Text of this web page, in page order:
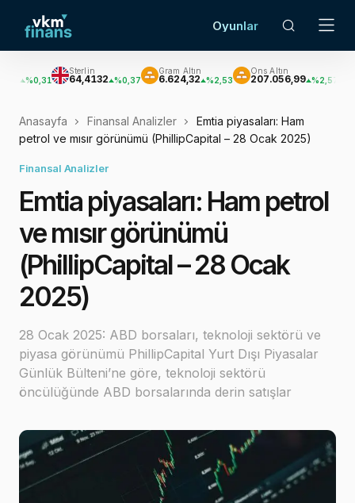
Oyunlar
64,4132 %0,37
Gram Altın
6.624,32 %2,53
Ons Altın
207.056,99 %2,57 3.021,84
Anasayfa Finansal Analizler
Emtia piyasaları: Ham
petrol ve mısır görünümü (PhillipCapital – 28 Ocak 2025)
Finansal Analizler
Emtia piyasaları: Ham petrol
ve mısır görünümü
(PhillipCapital – 28 Ocak
2025)
28 Ocak 2025: ABD borsaları, teknoloji sektörü ve
piyasa görünümü PhillipCapital Yurt Dışı Piyasalar
Günlük Bülteni’ne göre, teknoloji sektörü
öncülüğünde ABD borsalarında derin satışlar